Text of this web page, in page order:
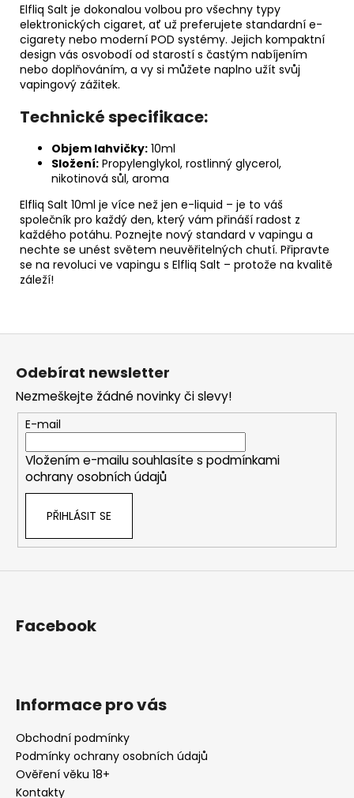
Elfliq Salt je dokonalou volbou pro všechny typy
elektronických cigaret, ať už preferujete standardní e-
cigarety nebo moderní POD systémy. Jejich kompaktní
design vás osvobodí od starostí s častým nabíjením
nebo doplňováním, a vy si můžete naplno užít svůj
vapingový zážitek.
Technické specifikace:
Objem lahvičky: 10ml
Složení: Propylenglykol, rostlinný glycerol,
nikotinová sůl, aroma
Elfliq Salt 10ml je více než jen e-liquid – je to váš
společník pro každý den, který vám přináší radost z
každého potáhu. Poznejte nový standard v vapingu a
nechte se unést světem neuvěřitelných chutí. Připravte
se na revoluci ve vapingu s Elfliq Salt – protože na kvalitě
záleží!
Z
Odebírat newsletter
Nezmeškejte žádné novinky či slevy!
E-mail
Vložením e-mailu souhlasíte s podmínkami
ochrany osobních údajů
PŘIHLÁSIT SE
Facebook
Informace pro vás
Obchodní podmínky
Podmínky ochrany osobních údajů
Ověření věku 18+
Kontakty